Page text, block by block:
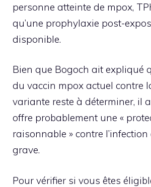
personne atteinte de mpox,
qu’une prophylaxie post-
disponible.
Bien que Bogoch ait expliqué
du vaccin mpox actuel contre
variante reste à déterminer, il
offre probablement une «
raisonnable » contre l’infection
grave.
Pour vérifier si vous êtes